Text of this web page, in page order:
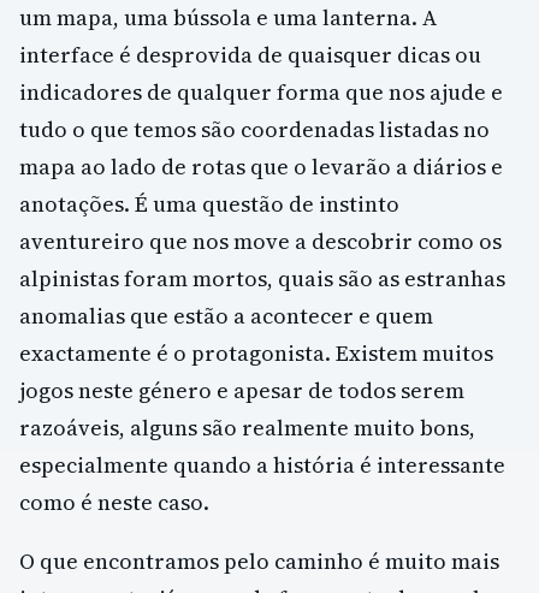
um mapa, uma bússola e uma lanterna. A
interface é desprovida de quaisquer dicas ou
indicadores de qualquer forma que nos ajude e
tudo o que temos são coordenadas listadas no
mapa ao lado de rotas que o levarão a diários e
anotações. É uma questão de instinto
aventureiro que nos move a descobrir como os
alpinistas foram mortos, quais são as estranhas
anomalias que estão a acontecer e quem
exactamente é o protagonista. Existem muitos
jogos neste género e apesar de todos serem
razoáveis, alguns são realmente muito bons,
especialmente quando a história é interessante
como é neste caso.
O que encontramos pelo caminho é muito mais